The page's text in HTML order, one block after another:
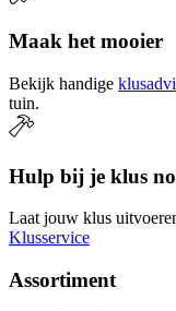
Maak het mooier
Bekijk handige
tuin.
Hulp bij je klus
Laat jouw klus
Klusservice
Assortiment